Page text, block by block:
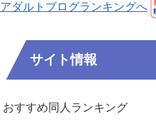
アダルトブログランキングへ
サイト情報
おすすめ同人ランキング